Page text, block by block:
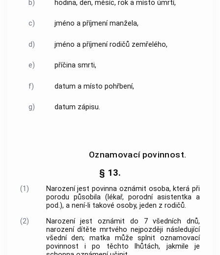
b) hodina, den, měsíc, rok a místo úmrtí,
c) jméno a příjmení manžela,
d) jméno a příjmení rodičů zemřelého,
e) příčina smrti,
f) datum a místo pohřbení,
g) datum zápisu.
Oznamovací povinnost.
§ 13.
(1)
Narození jest povinna oznámit osoba, která při
porodu působila (lékař, porodní asistentka a
pod.), a není-li takové osoby, jeden z rodičů.
(2)
Narození jest oznámit do 7 všedních dnů,
narození dítěte mrtvého nejpozději následující
všední den; matka může splnit oznamovací
povinnost i po těchto lhůtách, jakmile je